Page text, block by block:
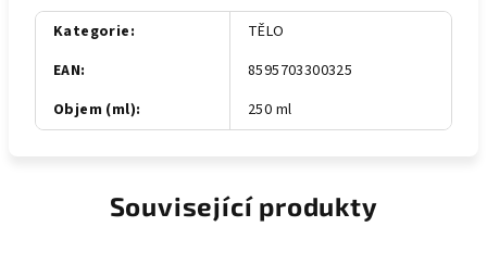
Kategorie:
TĚLO
EAN:
8595703300325
Objem (ml): 250 ml
Související produkty